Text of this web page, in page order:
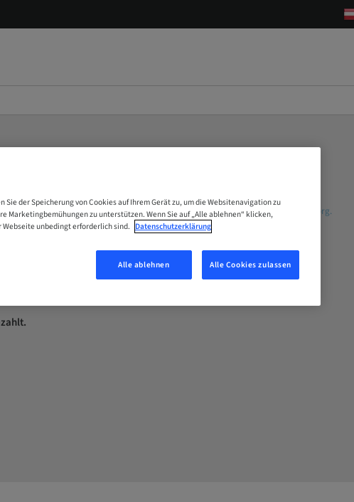
Fragen zur Anmeldung melde Dich gerne per E-Mail unterdaniel.slusarcik@iti.org.
der Speicherung von Cookies auf Ihrem Gerät zu, um die Websitenavigation zu
Marketingbemühungen zu unterstützen. Wenn Sie auf „Alle ablehnen“ klicken,
unbedingt erforderlich sind. Datenschutzerklärung
Alle ablehnen Alle Cookies zulassen